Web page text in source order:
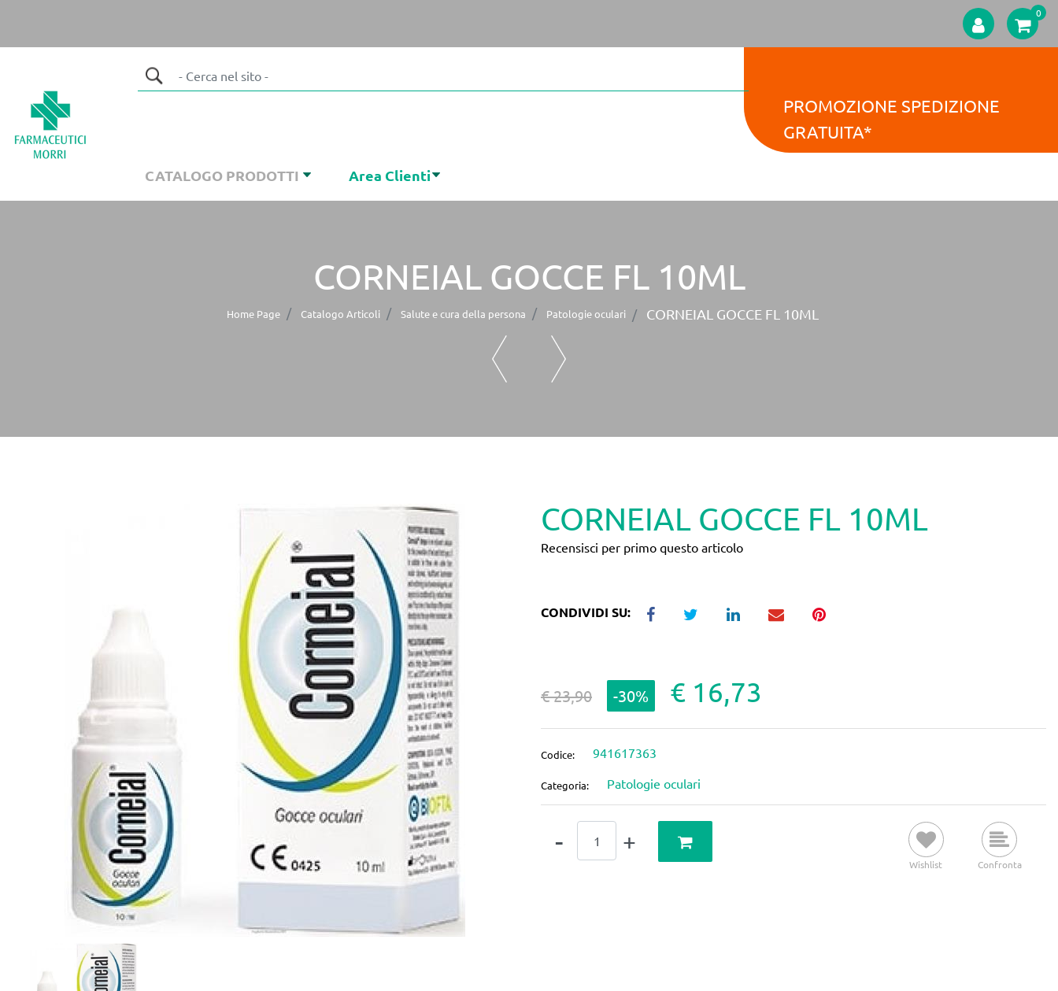
0
PROMOZIONE SPEDIZIONE
GRATUITA*
CATALOGO PRODOTTI Area Clienti
CORNEIAL GOCCE FL 10ML
Home Page Catalogo Articoli Salute e cura della persona Patologie oculari CORNEIAL GOCCE FL 10ML
CORNEIAL GOCCE FL 10ML
Recensisci per primo questo articolo
CONDIVIDI SU:
€ 23,90 -30% € 16,73
Codice: 941617363
Categoria: Patologie oculari
Wishlist Confronta